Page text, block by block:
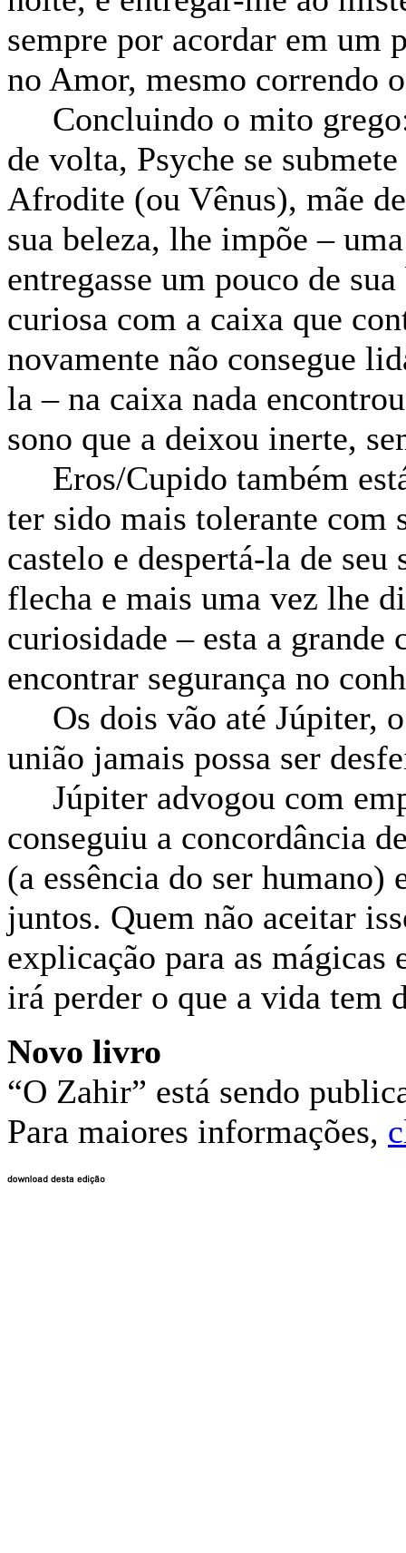
sempre por acordar em um
no Amor, mesmo correndo
Concluindo o mito grego:
de volta, Psyche se
Afrodite (ou Vênus), mãe
sua beleza, lhe impõe –
entregasse um pouco de
curiosa com a caixa que
novamente não consegue
la – na caixa nada
sono que a deixou inerte,
Eros/Cupido também
ter sido mais tolerante com
castelo e despertá-la de
flecha e mais uma vez lhe
curiosidade – esta a grande
encontrar segurança no
Os dois vão até Júpiter, o
união jamais possa ser
Júpiter advogou com
conseguiu a concordância
(a essência do ser humano)
juntos. Quem não aceitar
explicação para as mágicas
irá perder o que a vida tem
Novo livro
“O Zahir” está sendo
Para maiores informações,